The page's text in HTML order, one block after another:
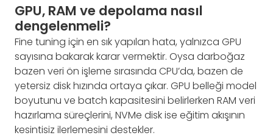
GPU, RAM ve depolama nasıl
dengelenmeli?
Fine tuning için en sık yapılan hata, yalnızca GPU
sayısına bakarak karar vermektir. Oysa darboğaz
bazen veri ön işleme sırasında CPU’da, bazen de
yetersiz disk hızında ortaya çıkar. GPU belleği model
boyutunu ve batch kapasitesini belirlerken RAM veri
hazırlama süreçlerini, NVMe disk ise eğitim akışının
kesintisiz ilerlemesini destekler.